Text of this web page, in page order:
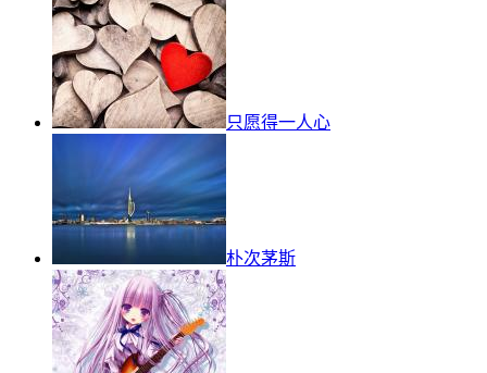
只愿得一人心
朴次茅斯